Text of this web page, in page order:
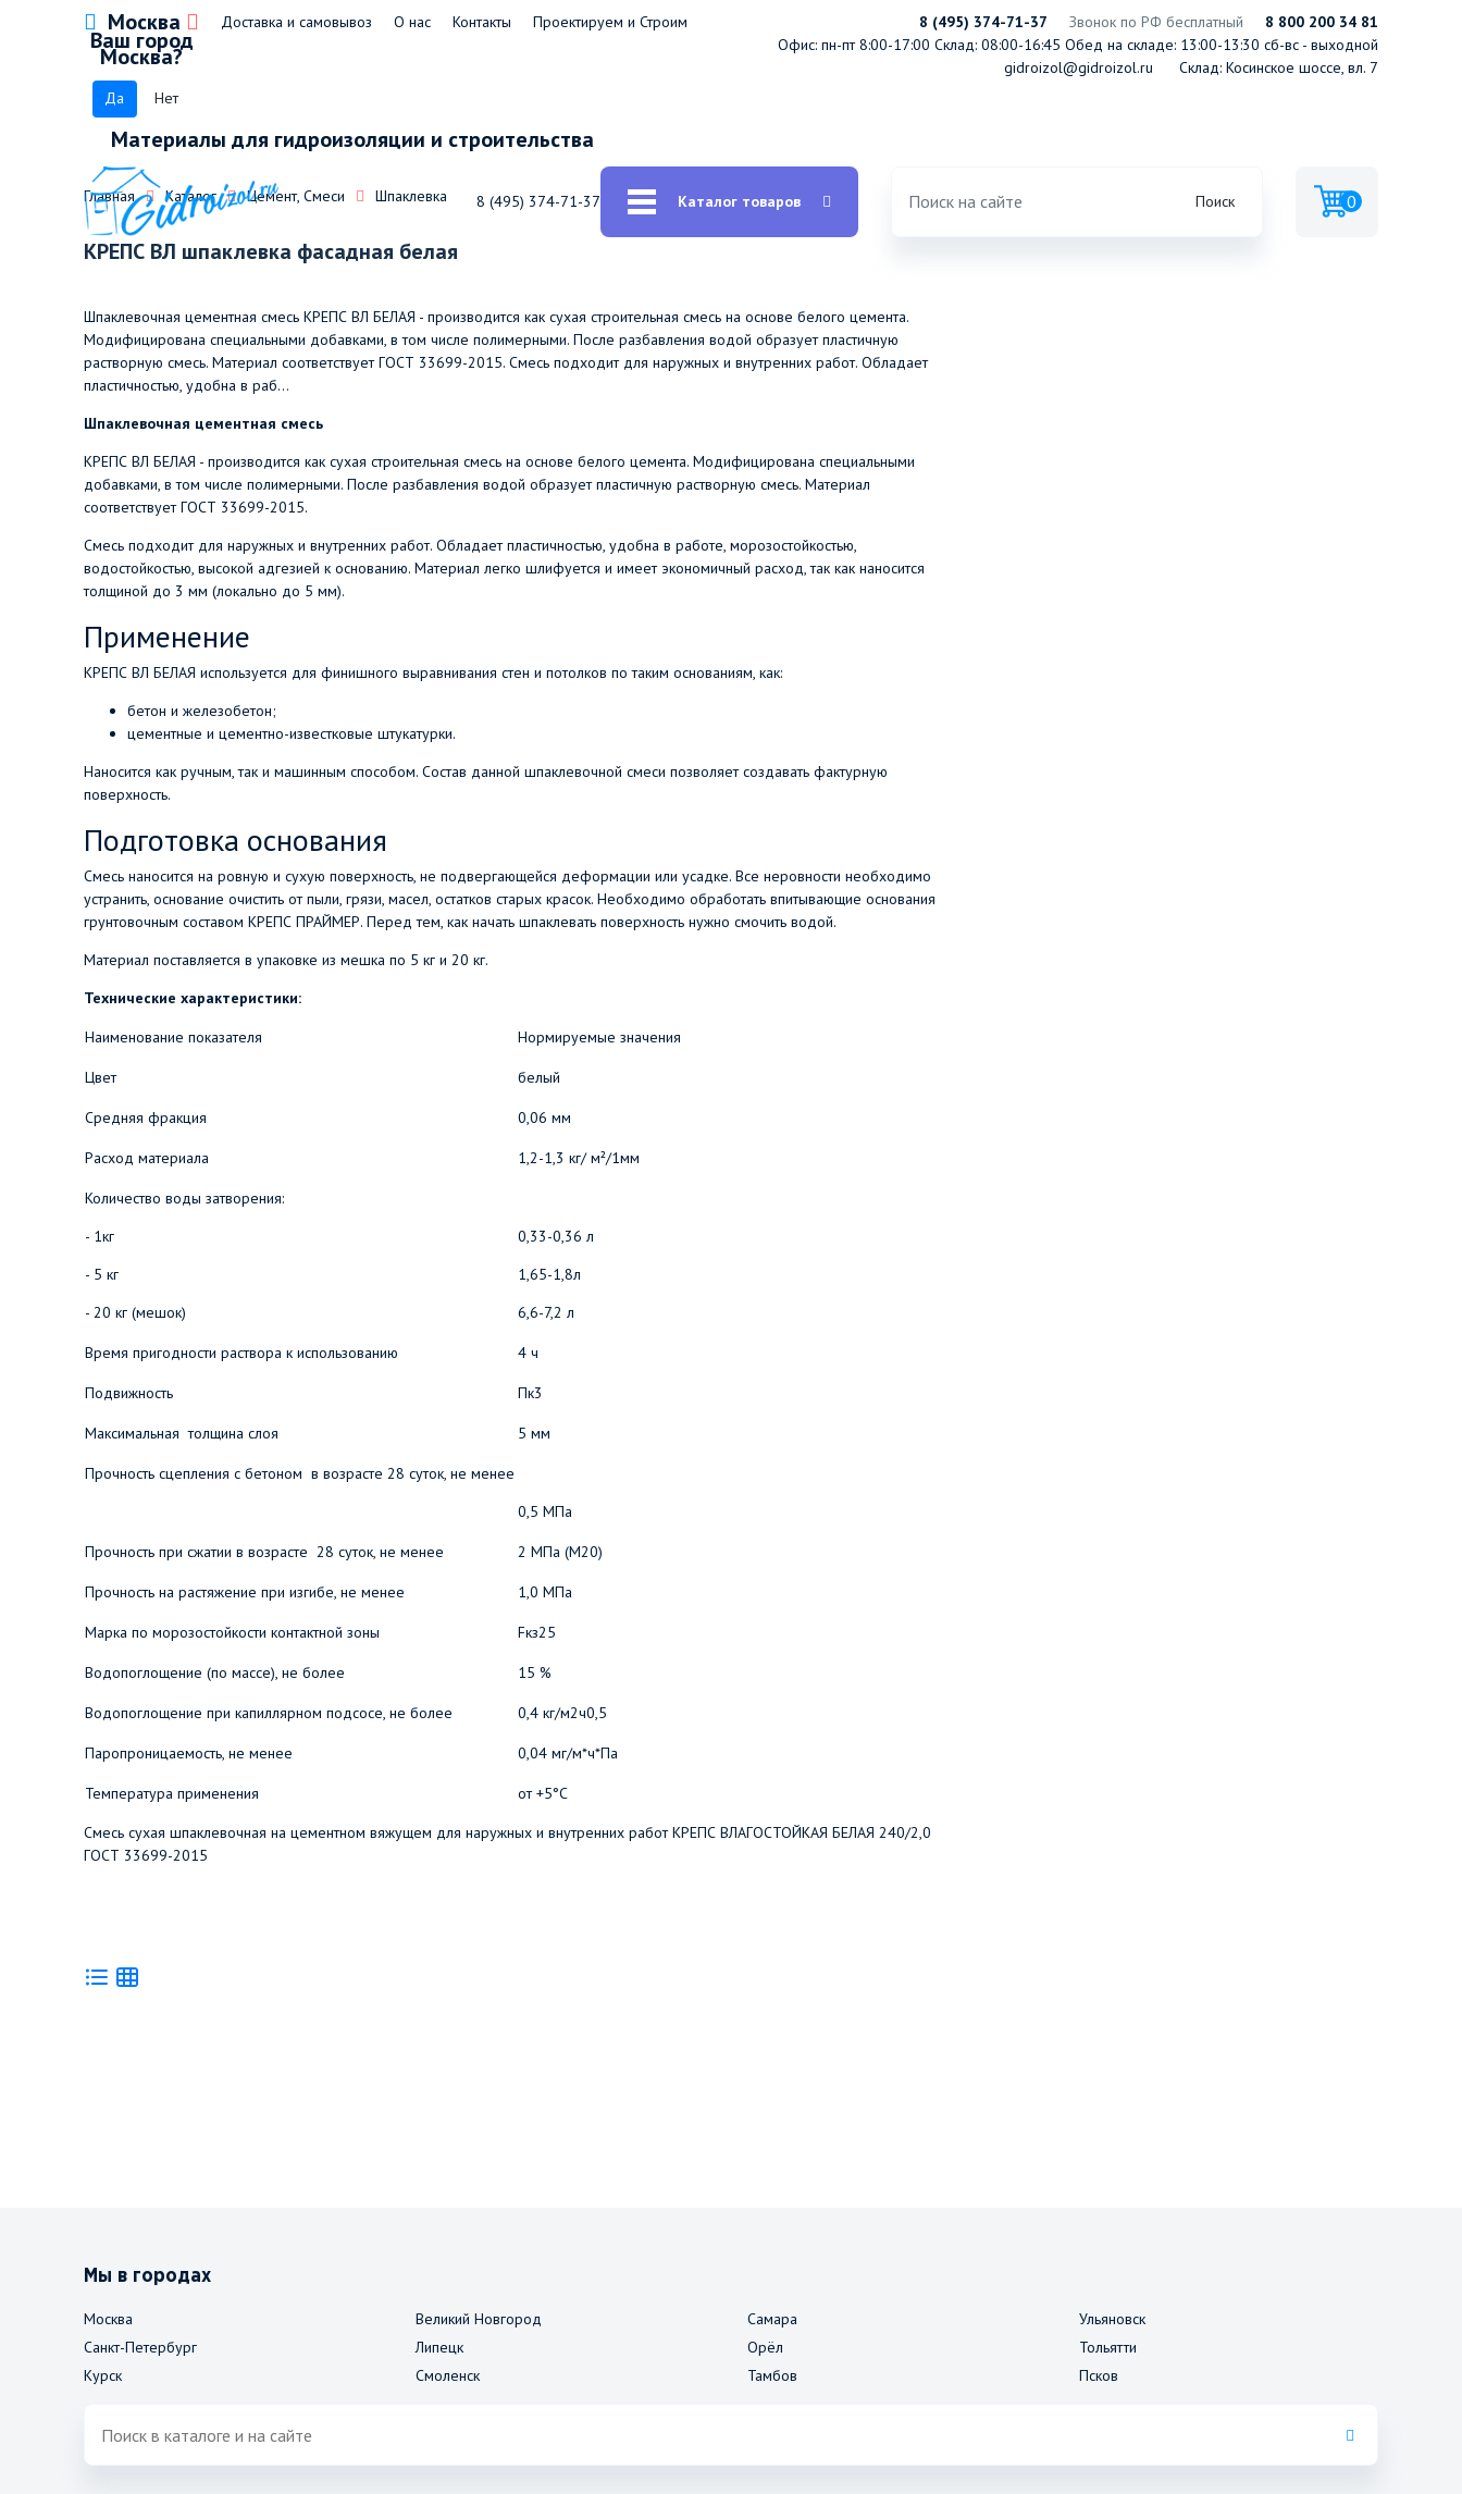
Москва
Ваш город
Москва?
Да Нет
Доставка и самовывоз О нас Контакты Проектируем и Строим
Материалы для гидроизоляции и строительства
8 (495) 374-71-37 Звонок по РФ бесплатный
8 800 200 34 81
Офис: пн-пт 8:00-17:00 Склад: 08:00-16:45 Обед на складе: 13:00-13:30 сб-вс - выходной
gidroizol@gidroizol.ru
Склад: Косинское шоссе, вл. 7
8 (495) 374-71-37 Каталог товаров Поиск 0
Главная Каталог Цемент, Смеси Шпаклевка
КРЕПС ВЛ шпаклевка фасадная белая
Шпаклевочная цементная смесь КРЕПС ВЛ БЕЛАЯ - производится как сухая строительная смесь на основе белого цемента.
Модифицирована специальными добавками, в том числе полимерными. После разбавления водой образует пластичную
растворную смесь. Материал соответствует ГОСТ 33699-2015. Смесь подходит для наружных и внутренних работ. Обладает
пластичностью, удобна в раб...
Шпаклевочная цементная смесь
КРЕПС ВЛ БЕЛАЯ - производится как сухая строительная смесь на основе белого цемента. Модифицирована специальными
добавками, в том числе полимерными. После разбавления водой образует пластичную растворную смесь. Материал
соответствует ГОСТ 33699-2015.
Смесь подходит для наружных и внутренних работ. Обладает пластичностью, удобна в работе, морозостойкостью,
водостойкостью, высокой адгезией к основанию. Материал легко шлифуется и имеет экономичный расход, так как наносится
толщиной до 3 мм (локально до 5 мм).
Применение
КРЕПС ВЛ БЕЛАЯ используется для финишного выравнивания стен и потолков по таким основаниям, как:
бетон и железобетон;
цементные и цементно-известковые штукатурки.
Наносится как ручным, так и машинным способом. Состав данной шпаклевочной смеси позволяет создавать фактурную
поверхность.
Подготовка основания
Смесь наносится на ровную и сухую поверхность, не подвергающейся деформации или усадке. Все неровности необходимо
устранить, основание очистить от пыли, грязи, масел, остатков старых красок. Необходимо обработать впитывающие основания
грунтовочным составом КРЕПС ПРАЙМЕР. Перед тем, как начать шпаклевать поверхность нужно смочить водой.
Материал поставляется в упаковке из мешка по 5 кг и 20 кг.
Технические характеристики:
Наименование показателя
Нормируемые значения
Цвет белый
Средняя фракция 0,06 мм
Расход материала 1,2-1,3 кг/ м²/1мм
Количество воды затворения:
- 1кг
- 5 кг
- 20 кг (мешок)
0,33-0,36 л
1,65-1,8л
6,6-7,2 л
Время пригодности раствора к использованию 4 ч
Подвижность Пк3
Максимальная толщина слоя 5 мм
Прочность сцепления с бетоном в возрасте 28 суток, не менее
0,5 МПа
Прочность при сжатии в возрасте 28 суток, не менее 2 МПа (М20)
Прочность на растяжение при изгибе, не менее 1,0 МПа
Марка по морозостойкости контактной зоны Fкз25
Водопоглощение (по массе), не более 15 %
Водопоглощение при капиллярном подсосе, не более 0,4 кг/м2ч0,5
Паропроницаемость, не менее 0,04 мг/м*ч*Па
Температура применения
от +5°С
​Смесь сухая шпаклевочная на цементном вяжущем для наружных и внутренних работ КРЕПС ВЛАГОСТОЙКАЯ БЕЛАЯ 240/2,0
ГОСТ 33699-2015
Мы в городах
Москва
Санкт-Петербург
Курск
Великий Новгород
Липецк
Смоленск
Самара
Орёл
Тамбов
Ульяновск
Тольятти
Псков